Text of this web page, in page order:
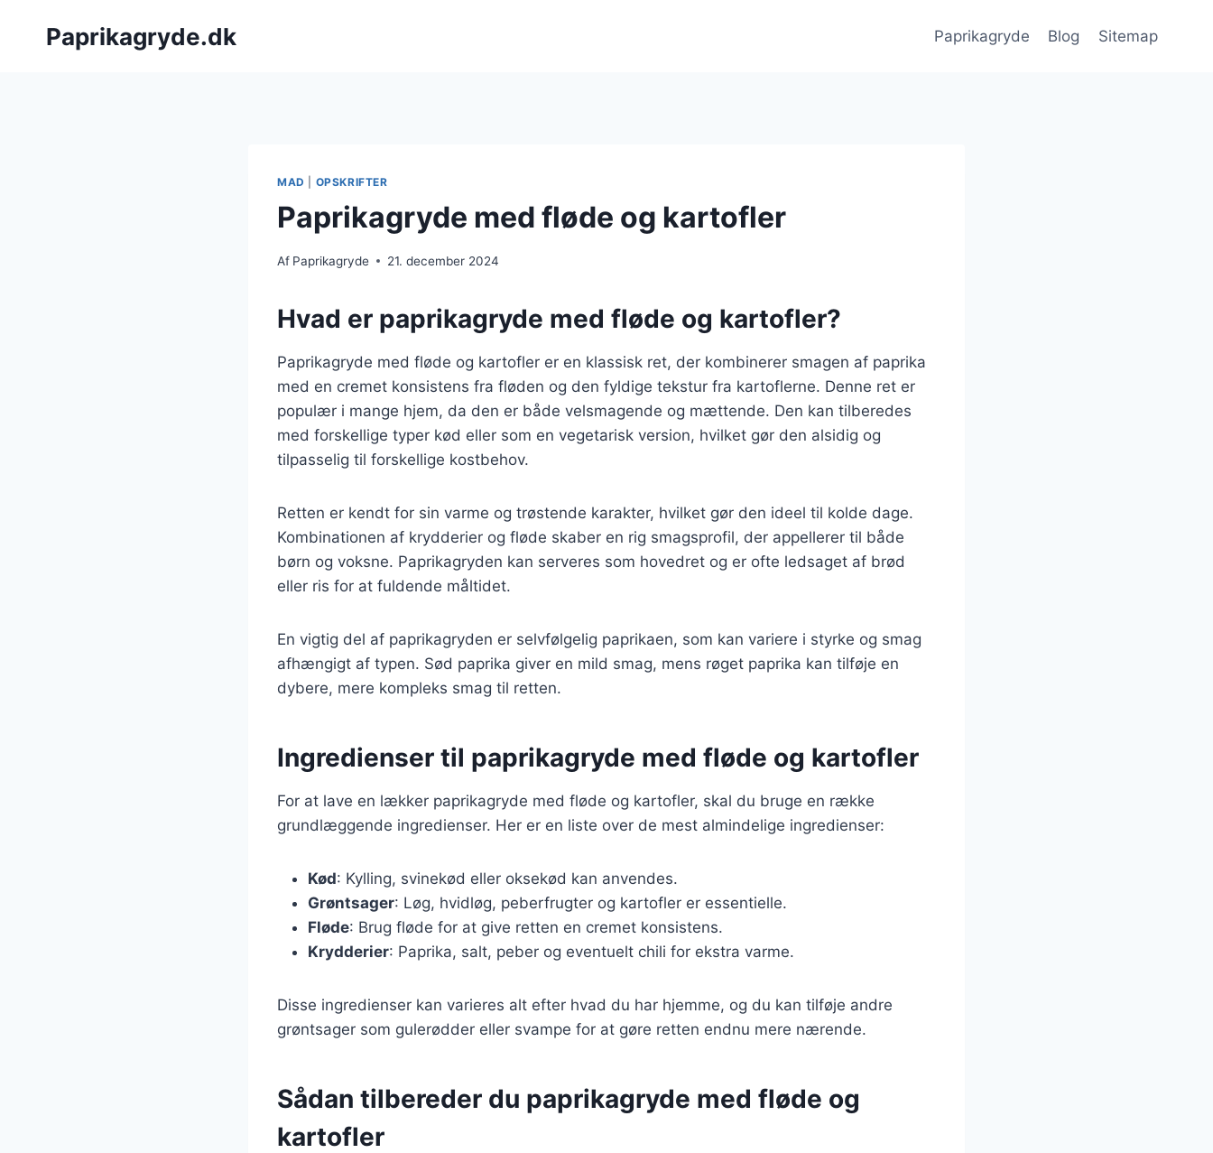
Paprikagryde.dk Paprikagryde Blog Sitemap
MAD OPSKRIFTER
Paprikagryde med fløde og kartofler
Af Paprikagryde 21. december 2024
Hvad er paprikagryde med fløde og kartofler?
Paprikagryde med fløde og kartofler er en klassisk ret, der kombinerer smagen af paprika
med en cremet konsistens fra fløden og den fyldige tekstur fra kartoflerne. Denne ret er
populær i mange hjem, da den er både velsmagende og mættende. Den kan tilberedes
med forskellige typer kød eller som en vegetarisk version, hvilket gør den alsidig og
tilpasselig til forskellige kostbehov.
Retten er kendt for sin varme og trøstende karakter, hvilket gør den ideel til kolde dage.
Kombinationen af krydderier og fløde skaber en rig smagsprofil, der appellerer til både
børn og voksne. Paprikagryden kan serveres som hovedret og er ofte ledsaget af brød
eller ris for at fuldende måltidet.
En vigtig del af paprikagryden er selvfølgelig paprikaen, som kan variere i styrke og smag
afhængigt af typen. Sød paprika giver en mild smag, mens røget paprika kan tilføje en
dybere, mere kompleks smag til retten.
Ingredienser til paprikagryde med fløde og kartofler
For at lave en lækker paprikagryde med fløde og kartofler, skal du bruge en række
grundlæggende ingredienser. Her er en liste over de mest almindelige ingredienser:
Kød: Kylling, svinekød eller oksekød kan anvendes.
Grøntsager: Løg, hvidløg, peberfrugter og kartofler er essentielle.
Fløde: Brug fløde for at give retten en cremet konsistens.
Krydderier: Paprika, salt, peber og eventuelt chili for ekstra varme.
Disse ingredienser kan varieres alt efter hvad du har hjemme, og du kan tilføje andre
grøntsager som gulerødder eller svampe for at gøre retten endnu mere nærende.
Sådan tilbereder du paprikagryde med fløde og
kartofler